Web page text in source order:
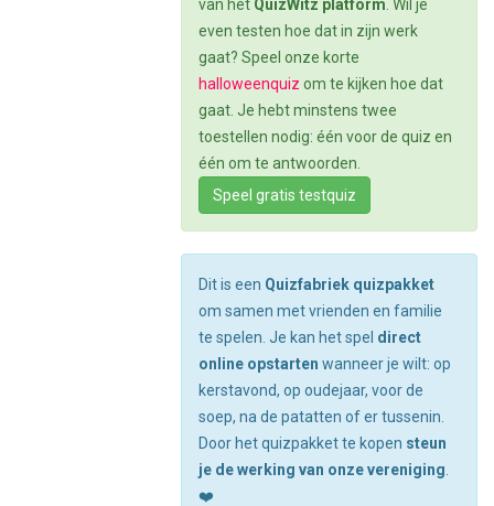
van het QuizWitz platform . Wil je
even testen hoe dat in zijn werk
gaat? Speel onze korte
halloweenquiz om te kijken hoe dat
gaat. Je hebt minstens twee
toestellen nodig: één voor de quiz en
één om te antwoorden.
Speel gratis testquiz
Dit is een Quizfabriek quizpakket
om samen met vrienden en familie
te spelen. Je kan het spel direct
online opstarten wanneer je wilt: op
kerstavond, op oudejaar, voor de
soep, na de patatten of er tussenin.
Door het quizpakket te kopen steun
je de werking van onze vereniging
❤️